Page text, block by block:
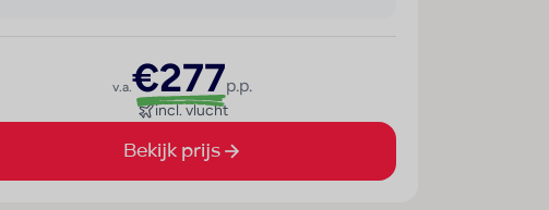
v.a.€277p.p.
incl. vlucht
Bekijk prijs